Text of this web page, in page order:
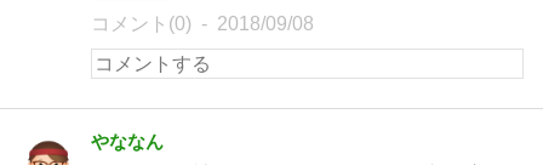
コメント(0) 2018/09/08
やななん